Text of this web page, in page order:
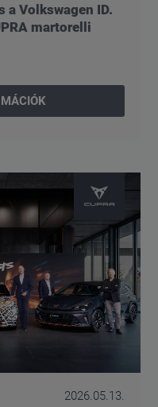
a Volkswagen ID.
martorelli
2026.05.13.